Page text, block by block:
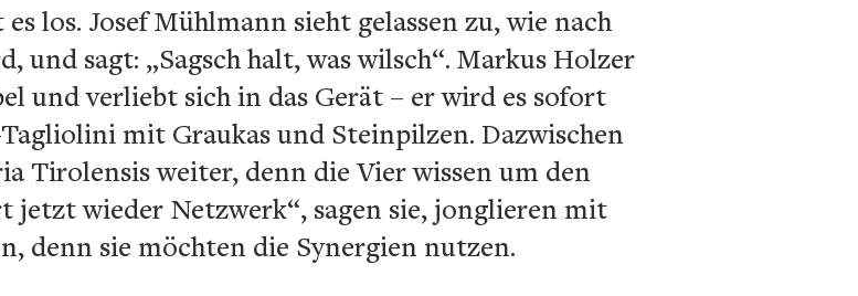
los. Josef Mühlmann sieht gelassen zu, wie nach
und sagt: „Sagsch halt, was wilsch“. Markus Holzer
und verliebt sich in das Gerät – er wird es sofort
mit Graukas und Steinpilzen. Dazwischen
Tirolensis weiter, denn die Vier wissen um den
jetzt wieder Netzwerk“, sagen sie, jonglieren mit
denn sie möchten die Synergien nutzen.